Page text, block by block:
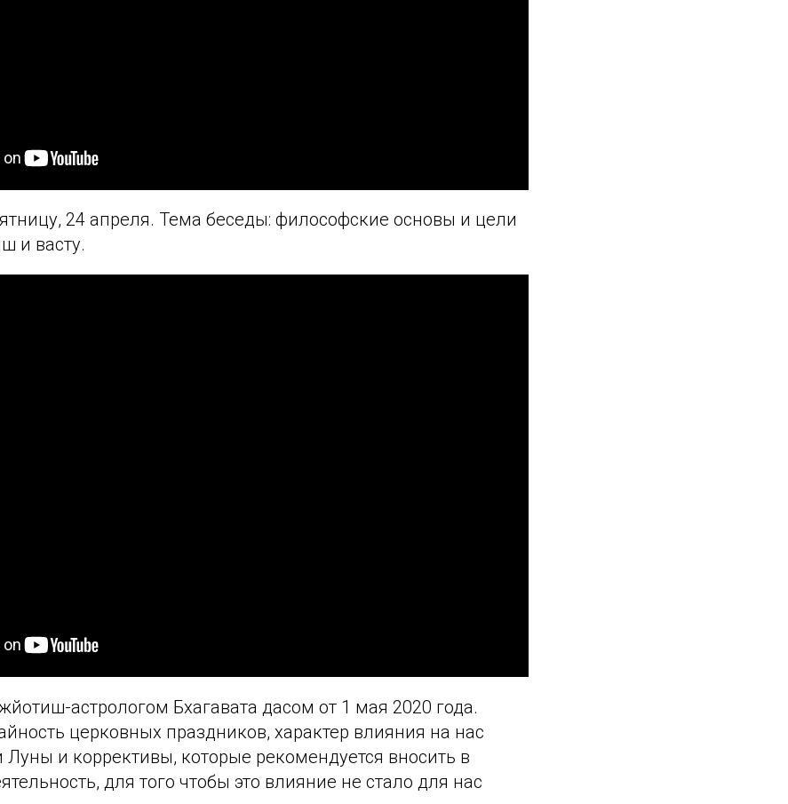
24 апреля. Тема беседы: философские основы и цели
и васту.
астрологом Бхагавата дасом от 1 мая 2020 года.
церковных праздников, характер влияния на нас
Луны и коррективы, которые рекомендуется вносить в
для того чтобы это влияние не стало для нас